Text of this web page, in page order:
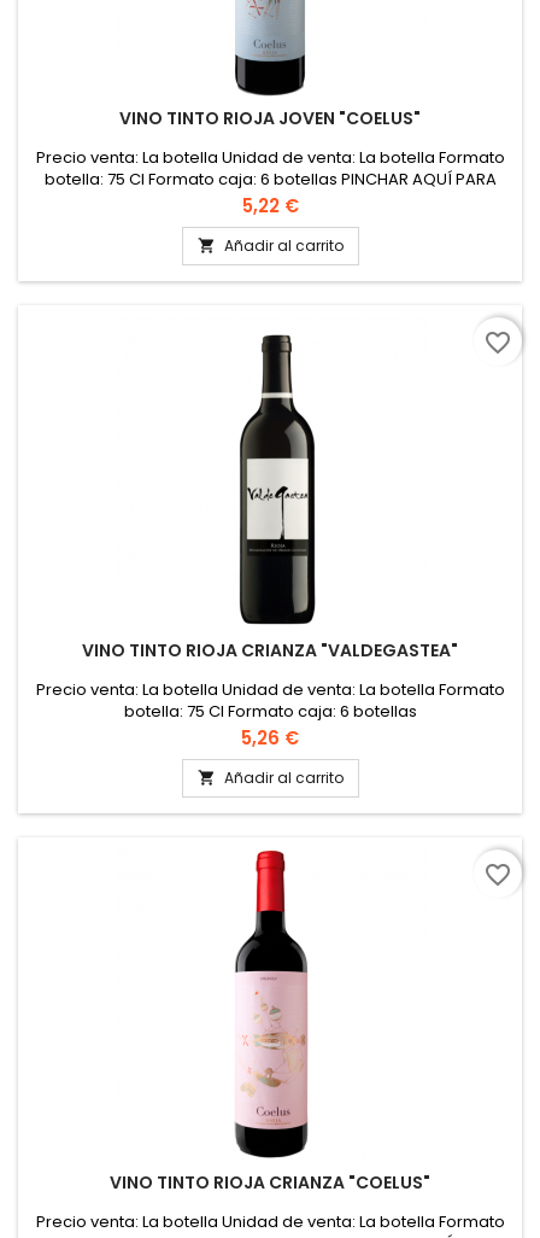
VINO TINTO RIOJA JOVEN "COELUS"
Precio venta: La botella Unidad de venta: La botella Formato
botella: 75 Cl Formato caja: 6 botellas PINCHAR AQUÍ PARA
VER FICHA TÉCNICA
Precio
5,22 €
 Añadir al carrito
VINO TINTO RIOJA CRIANZA "VALDEGASTEA"
Precio venta: La botella Unidad de venta: La botella Formato
botella: 75 Cl Formato caja: 6 botellas
Precio
5,26 €
 Añadir al carrito
favorite_border
VINO TINTO RIOJA CRIANZA "COELUS"
Precio venta: La botella Unidad de venta: La botella Formato
favorite_border